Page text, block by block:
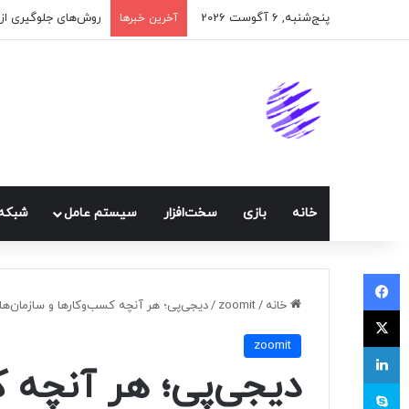
پنج‌شنبه, 6 آگوست 2026 آخرین خبرها اپلیکیشن
خانه بازی سخت‌افزار سيستم عامل
خانه /
zoomit
/دیجی‌پی؛ هر آنچه کسب‌و‌کارها و سازمان‌ها
zoomit
دیجی‌پی؛ هر آنچه
فیسبوک